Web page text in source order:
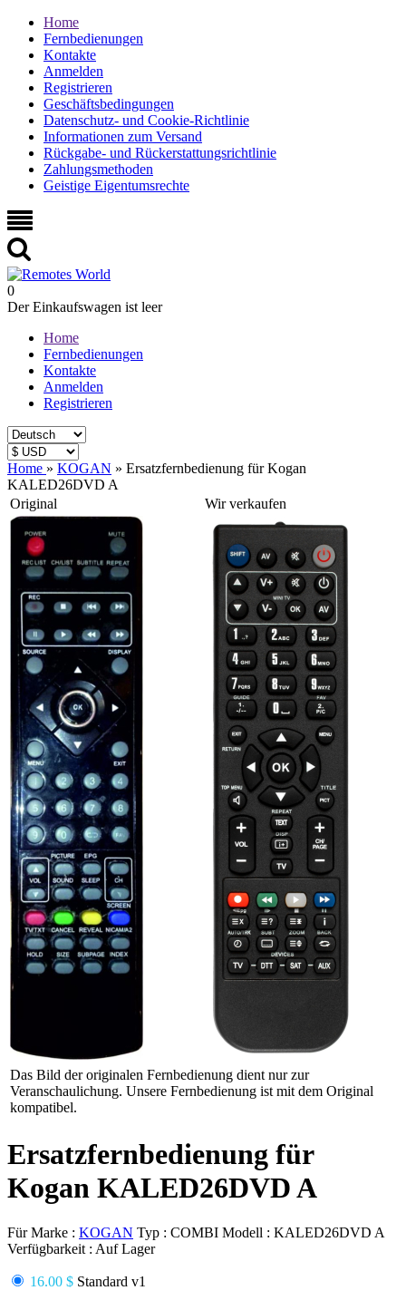
Home
Fernbedienungen
Kontakte
Anmelden
Registrieren
Geschäftsbedingungen
Datenschutz- und Cookie-Richtlinie
Informationen zum Versand
Rückgabe- und Rückerstattungsrichtlinie
Zahlungsmethoden
Geistige Eigentumsrechte
0
Der Einkaufswagen ist leer
Home
Fernbedienungen
Kontakte
Anmelden
Registrieren
Home » KOGAN » Ersatzfernbedienung für Kogan
KALED26DVD A
Original
Wir verkaufen
Das Bild der originalen Fernbedienung dient nur zur
Veranschaulichung. Unsere Fernbedienung ist mit dem Original
kompatibel.
Ersatzfernbedienung für
Kogan KALED26DVD A
Für Marke : KOGAN Typ : COMBI Modell : KALED26DVD A
Verfügbarkeit : Auf Lager
16.00 $ Standard v1